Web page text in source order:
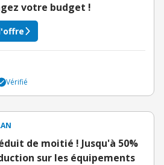
votre budget !
Vérifié
de moitié ! Jusqu'à 50%
sur les équipements